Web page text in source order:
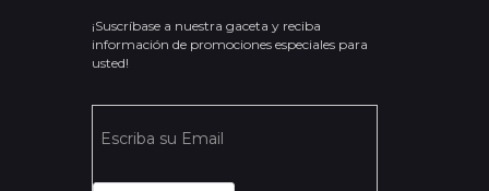
¡Suscríbase a nuestra gaceta y reciba
información de promociones especiales para
usted!